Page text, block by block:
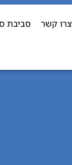
צרו קשר סביבת